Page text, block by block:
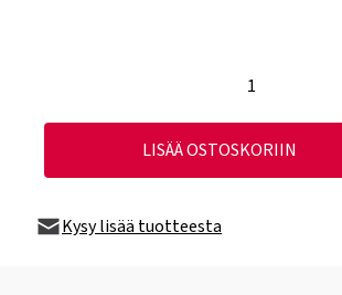
LISÄÄ OSTOSKORIIN
Kysy lisää tuotteesta